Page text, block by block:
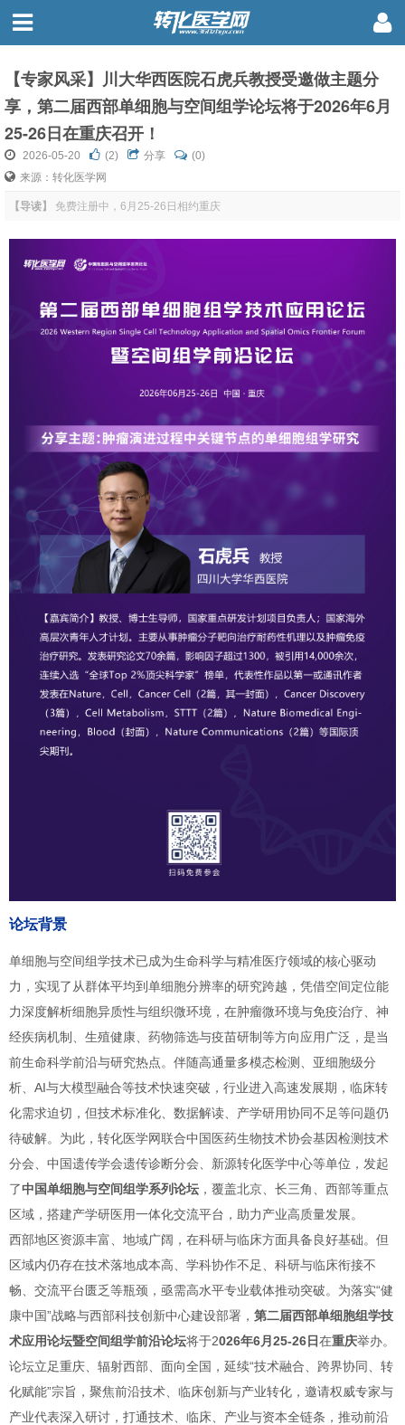
【专家风采】川大华西医院石虎兵教授受邀做主题分
享，第二届西部单细胞与空间组学论坛将于2026年6月
25-26日在重庆召开！
2026-05-20 (2) 分享
(0)
来源：转化医学网
【导读】 免费注册中，6月25-26日相约重庆
论坛背景
单细胞与空间组学技术已成为生命科学与精准医疗领域的核心驱动
力，实现了从群体平均到单细胞分辨率的研究跨越，凭借空间定位能
力深度解析细胞异质性与组织微环境，在肿瘤微环境与免疫治疗、神
经疾病机制、生殖健康、药物筛选与疫苗研制等方向应用广泛，是当
前生命科学前沿与研究热点。伴随高通量多模态检测、亚细胞级分
析、AI与大模型融合等技术快速突破，行业进入高速发展期，临床转
化需求迫切，但技术标准化、数据解读、产学研用协同不足等问题仍
待破解。为此，转化医学网联合中国医药生物技术协会基因检测技术
分会、中国遗传学会遗传诊断分会、新源转化医学中心等单位，发起
了中国单细胞与空间组学系列论坛 ，覆盖北京、长三角、西部等重点
区域，搭建产学研医用一体化交流平台，助力产业高质量发展。
西部地区资源丰富、地域广阔，在科研与临床方面具备良好基础。但
区域内仍存在技术落地成本高、学科协作不足、科研与临床衔接不
畅、交流平台匮乏等瓶颈，亟需高水平专业载体推动突破。为落实“健
康中国”战略与西部科技创新中心建设部署， 第二届西部单细胞组学技
术应用论坛暨空间组学前沿论坛将于2026年6月25-26日在重庆举办。
论坛立足重庆、辐射西部、面向全国，延续“技术融合、跨界协同、转
化赋能”宗旨，聚焦前沿技术、临床创新与产业转化，邀请权威专家与
产业代表深入研讨，打通技术、临床、产业与资本全链条，推动前沿